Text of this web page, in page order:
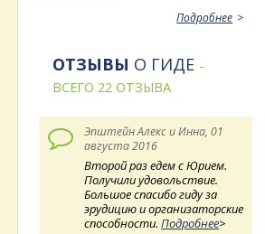
Подробнее
ОТЗЫВЫ О ГИДЕ -
ВСЕГО 22 ОТЗЫВА
Эпштейн Алекс и Инна, 01
августа 2016
Второй раз едем с Юрием.
Получили удовольствие.
Большое спасибо гиду за
эрудицию и организаторские
способности.Подробнее>